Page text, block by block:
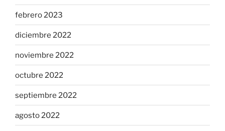
febrero 2023
diciembre 2022
noviembre 2022
octubre 2022
septiembre 2022
agosto 2022